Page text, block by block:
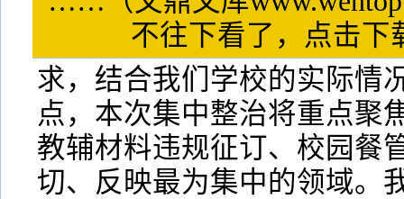
不往下看了，点击
求，结合我们学校的实际情
点，本次集中整治将重点聚
教辅材料违规征订、校园餐
切、反映最为集中的领域。